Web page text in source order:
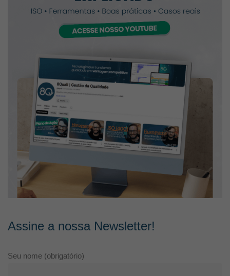
Assine a nossa Newsletter!
Seu nome (obrigatório)